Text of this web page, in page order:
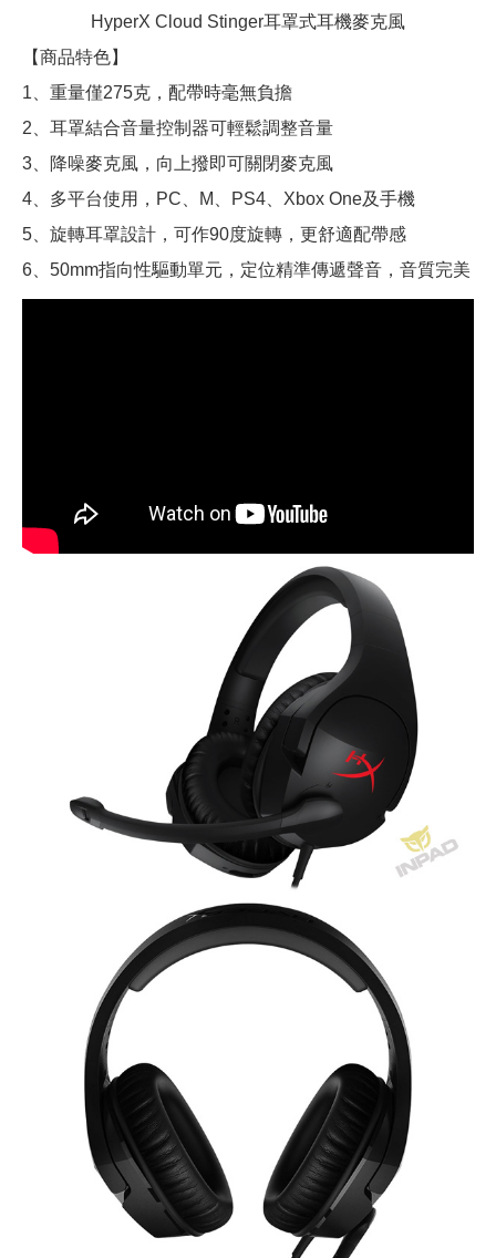
HyperX Cloud Stinger耳罩式耳機麥克風
【商品特色】
1、重量僅275克，配帶時毫無負擔
2、耳罩結合音量控制器可輕鬆調整音量
3、降噪麥克風，向上撥即可關閉麥克風
4、多平台使用，PC、M、PS4、Xbox One及手機
5、旋轉耳罩設計，可作90度旋轉，更舒適配帶感
6、50mm指向性驅動單元，定位精準傳遞聲音，音質完美